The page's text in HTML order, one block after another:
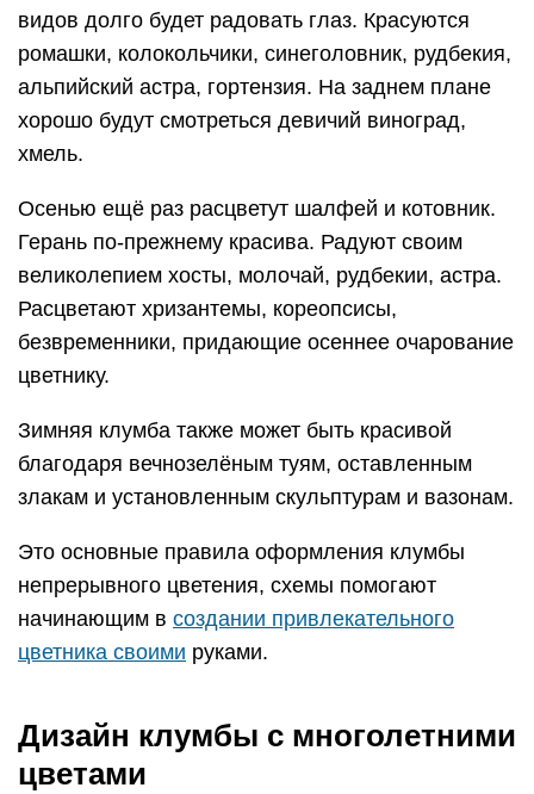
видов долго будет радовать глаз. Красуются
ромашки, колокольчики, синеголовник, рудбекия,
альпийский астра, гортензия. На заднем плане
хорошо будут смотреться девичий виноград,
хмель.
Осенью ещё раз расцветут шалфей и котовник.
Герань по-прежнему красива. Радуют своим
великолепием хосты, молочай, рудбекии, астра.
Расцветают хризантемы, кореопсисы,
безвременники, придающие осеннее очарование
цветнику.
Зимняя клумба также может быть красивой
благодаря вечнозелёным туям, оставленным
злакам и установленным скульптурам и вазонам.
Это основные правила оформления клумбы
непрерывного цветения, схемы помогают
начинающим в создании привлекательного
цветника своими руками.
Дизайн клумбы с многолетними
цветами